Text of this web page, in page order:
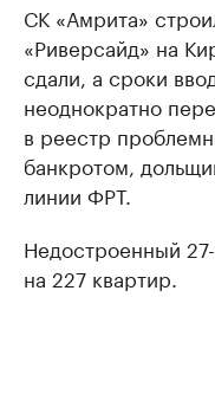
СК «Амрита»
«Риверсайд» на
сдали, а сроки
неоднократно
в реестр
банкротом,
линии ФРТ.
Недостроенный
на 227 квартир.